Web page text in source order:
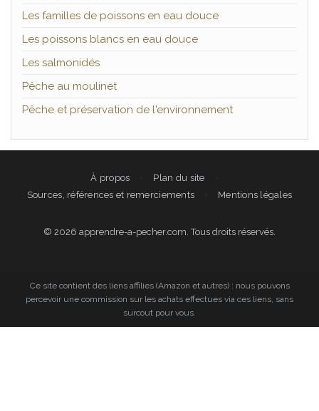
Les familles de poissons en eau douce
Les poissons blancs en eau douce
Les salmonidés
Pêche au moulinet
Pêche et préservation de l'environnement
À propos
Plan du site
Sources, références et remerciements
Mentions légales
© 2026 apprendre-a-pecher.com. Tous droits réservés.
Ce site contient des liens affilies (Amazon et autres) : nous pouvons
percevoir une commission sur les achats effectues via ces liens, sans
surcout pour vous.